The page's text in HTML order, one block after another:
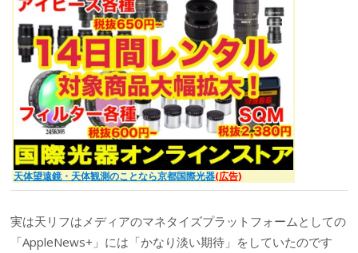
天体望遠鏡・天体観測のことなら京都国際光器(広告)
実は天リフはメディアのマネタイズプラットフォームとしての
「AppleNews+」には「かなり淡い期待」をしていたのです